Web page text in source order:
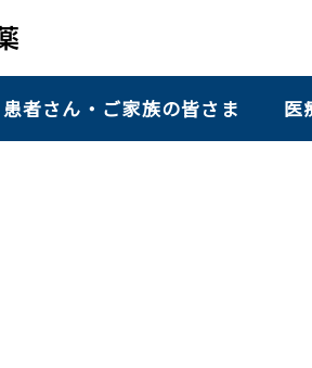
患者さん・ご家族の皆さま 医